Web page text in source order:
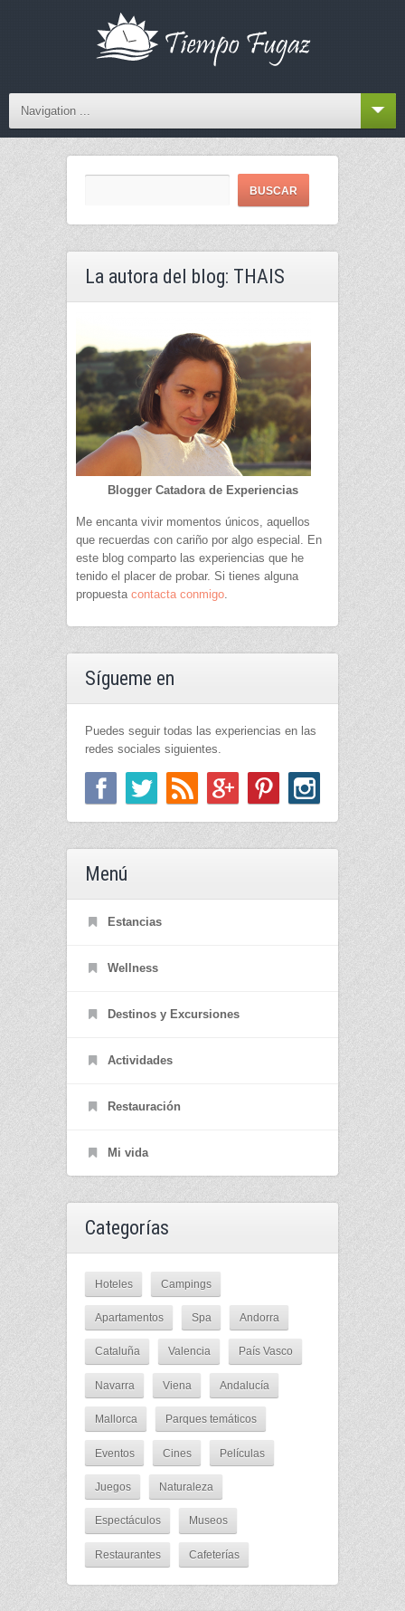
Navigation ...
La autora del blog: THAIS
Blogger Catadora de Experiencias
Me encanta vivir momentos únicos, aquellos
que recuerdas con cariño por algo especial. En
este blog comparto las experiencias que he
tenido el placer de probar. Si tienes alguna
propuesta contacta conmigo
Sígueme en
Puedes seguir todas las experiencias en las
redes sociales siguientes.
Menú
Estancias
Wellness
Destinos y Excursiones
Actividades
Restauración
Mi vida
Categorías
Hoteles Campings
Apartamentos Spa Andorra
Cataluña Valencia País Vasco
Navarra Viena Andalucía
Mallorca Parques temáticos
Eventos Cines Películas
Juegos Naturaleza
Espectáculos Museos
Restaurantes Cafeterías